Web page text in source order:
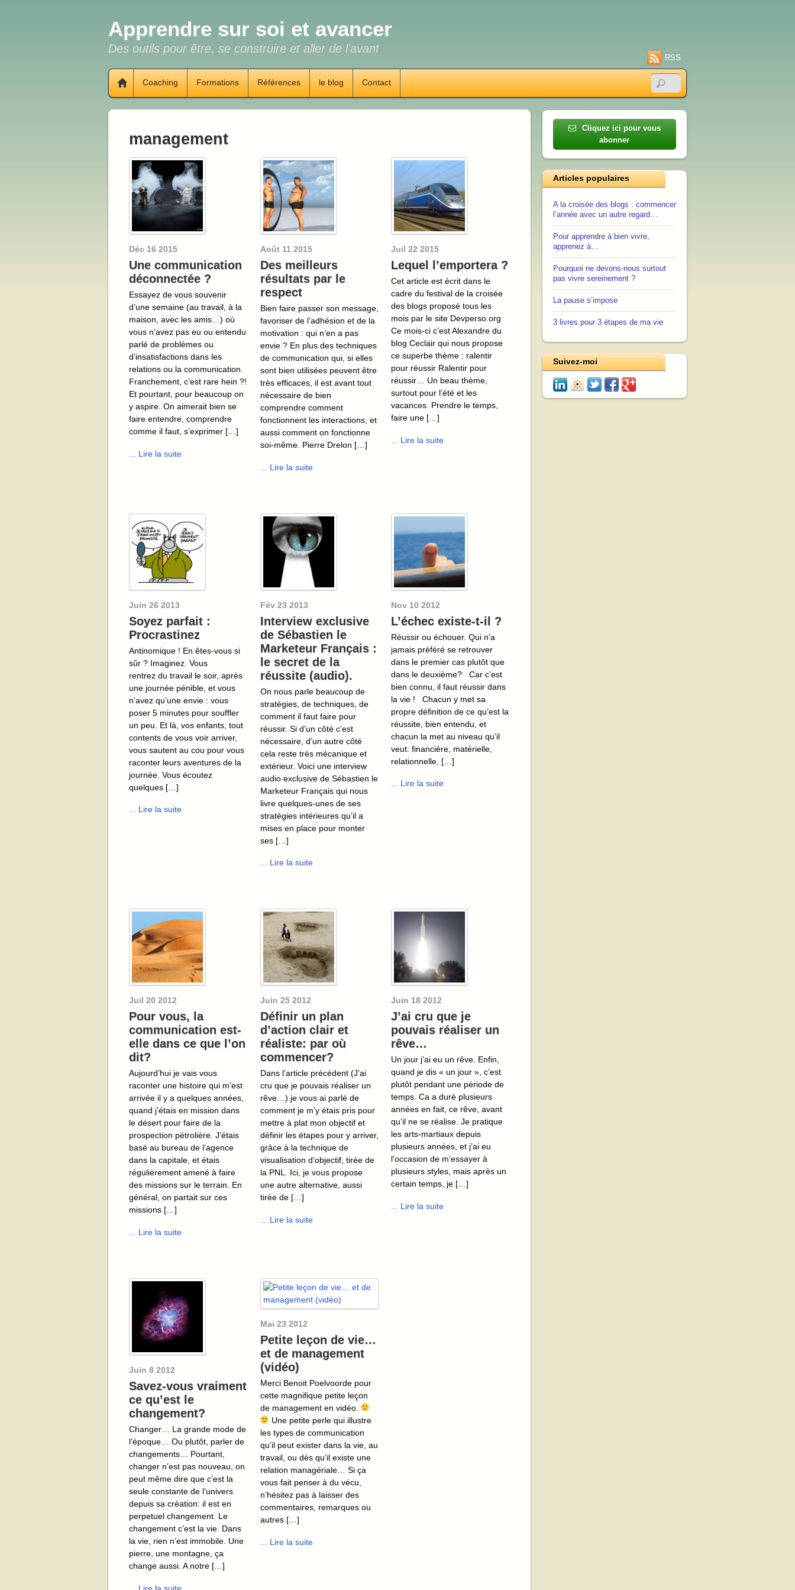
Apprendre sur soi et avancer
Des outils pour être, se construire et aller de l'avant
RSS
Coaching Formations Références le blog Contact
management
Déc 16 2015
Une communication
déconnectée ?
Essayez de vous souvenir
d’une semaine (au travail, à la
maison, avec les amis…) où
vous n’avez pas eu ou entendu
parlé de problèmes ou
d’insatisfactions dans les
relations ou la communication.
Franchement, c’est rare hein ?!
Et pourtant, pour beaucoup on
y aspire. On aimerait bien se
faire entendre, comprendre
comme il faut, s’exprimer […]
... Lire la suite
Août 11 2015
Des meilleurs
résultats par le
respect
Bien faire passer son message,
favoriser de l’adhésion et de la
motivation : qui n’en a pas
envie ? En plus des techniques
de communication qui, si elles
sont bien utilisées peuvent être
très efficaces, il est avant tout
nécessaire de bien
comprendre comment
fonctionnent les interactions, et
aussi comment on fonctionne
soi-même. Pierre Drelon […]
... Lire la suite
Juil 22 2015
Lequel l’emportera ?
Cet article est écrit dans le
cadre du festival de la croisée
des blogs proposé tous les
mois par le site Devperso.org
Ce mois-ci c’est Alexandre du
blog Ceclair qui nous propose
ce superbe thème : ralentir
pour réussir Ralentir pour
réussir… Un beau thème,
surtout pour l’été et les
vacances. Prendre le temps,
faire une […]
... Lire la suite
Juin 26 2013
Soyez parfait :
Procrastinez
Antinomique ! En êtes-vous si
sûr ? Imaginez. Vous
rentrez du travail le soir, après
une journée pénible, et vous
n’avez qu’une envie : vous
poser 5 minutes pour souffler
un peu. Et là, vos enfants, tout
contents de vous voir arriver,
vous sautent au cou pour vous
raconter leurs aventures de la
journée. Vous écoutez
quelques […]
... Lire la suite
Fév 23 2013
Interview exclusive
de Sébastien le
Marketeur Français :
le secret de la
réussite (audio).
On nous parle beaucoup de
stratégies, de techniques, de
comment il faut faire pour
réussir. Si d’un côté c’est
nécessaire, d’un autre côté
cela reste très mécanique et
extérieur. Voici une interview
audio exclusive de Sébastien le
Marketeur Français qui nous
livre quelques-unes de ses
stratégies intérieures qu’il a
mises en place pour monter
ses […]
... Lire la suite
Nov 10 2012
L’échec existe-t-il ?
Réussir ou échouer. Qui n’a
jamais préféré se retrouver
dans le premier cas plutôt que
dans le deuxième? Car c’est
bien connu, il faut réussir dans
la vie ! Chacun y met sa
propre définition de ce qu’est la
réussite, bien entendu, et
chacun la met au niveau qu’il
veut: financière, matérielle,
relationnelle, […]
... Lire la suite
Juil 20 2012
Pour vous, la
communication est-
elle dans ce que l’on
dit?
Aujourd’hui je vais vous
raconter une histoire qui m’est
arrivée il y a quelques années,
quand j’étais en mission dans
le désert pour faire de la
prospection pétrolière. J’étais
basé au bureau de l’agence
dans la capitale, et étais
régulièrement amené à faire
des missions sur le terrain. En
général, on partait sur ces
missions […]
... Lire la suite
Juin 25 2012
Définir un plan
d’action clair et
réaliste: par où
commencer?
Dans l’article précédent (J’ai
cru que je pouvais réaliser un
rêve…) je vous ai parlé de
comment je m’y étais pris pour
mettre à plat mon objectif et
définir les étapes pour y arriver,
grâce à la technique de
visualisation d’objectif, tirée de
la PNL. Ici, je vous propose
une autre alternative, aussi
tirée de […]
... Lire la suite
Juin 18 2012
J’ai cru que je
pouvais réaliser un
rêve…
Un jour j’ai eu un rêve. Enfin,
quand je dis « un jour », c’est
plutôt pendant une période de
temps. Ca a duré plusieurs
années en fait, ce rêve, avant
qu’il ne se réalise. Je pratique
les arts-martiaux depuis
plusieurs années, et j’ai eu
l’occasion de m’essayer à
plusieurs styles, mais après un
certain temps, je […]
... Lire la suite
Juin 8 2012
Savez-vous vraiment
ce qu’est le
changement?
Changer… La grande mode de
l’époque… Ou plutôt, parler de
changements… Pourtant,
changer n’est pas nouveau, on
peut même dire que c’est la
seule constante de l’univers
depuis sa création: il est en
perpetuel changement. Le
changement c’est la vie. Dans
la vie, rien n’est immobile. Une
pierre, une montagne, ça
change aussi. A notre […]
... Lire la suite
Mai 23 2012
Petite leçon de vie…
et de management
(vidéo)
Merci Benoit Poelvoorde pour
cette magnifique petite leçon
de management en vidéo.
Une petite perle qui illustre
les types de communication
qu’il peut exister dans la vie, au
travail, ou dès qu’il existe une
relation managériale… Si ça
vous fait penser à du vécu,
n’hésitez pas à laisser des
commentaires, remarques ou
autres […]
... Lire la suite
Cliquez ici pour vous
abonner
Articles populaires
A la croisée des blogs : commencer
l’année avec un autre regard…
Pour apprendre à bien vivre,
apprenez à…
Pourquoi ne devons-nous surtout
pas vivre sereinement ?
La pause s’impose
3 livres pour 3 étapes de ma vie
Suivez-moi